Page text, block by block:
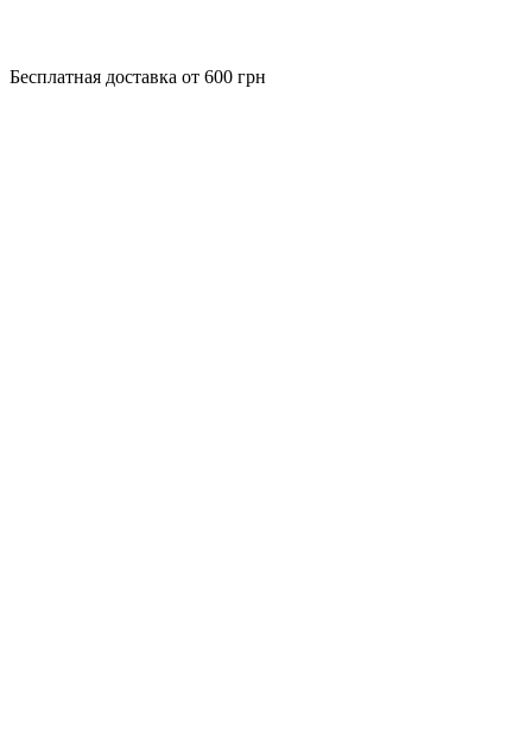
Бесплатная доставка от 600 грн